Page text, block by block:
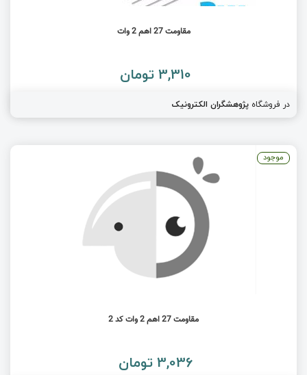
مقاومت 27 اهم 2 وات
3,310 تومان
در فروشگاه پژوهشگران الکترونیک
مقاومت 27 اهم 2 وات کد 2
3,036 تومان
موجود